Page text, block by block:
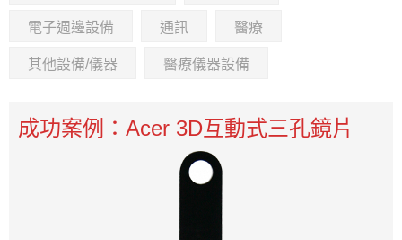
電子週邊設備 通訊 醫療
其他設備/儀器 醫療儀器設備
成功案例：Acer 3D互動式三孔鏡片